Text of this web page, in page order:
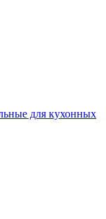
для кухонных